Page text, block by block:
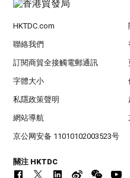
HKTDC.com
聯絡我們
訂閱商貿全接觸電郵通訊
字體大小
私隱政策聲明
網站導航
京公网安备 11010102003523号
關注 HKTDC